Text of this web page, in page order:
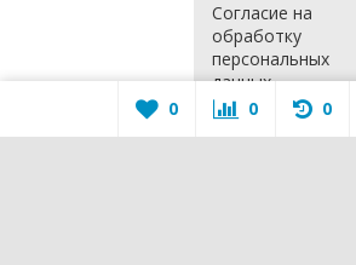
Согласие на
обработку
персональных
данных
Расширенная
гарантия
0 0 0